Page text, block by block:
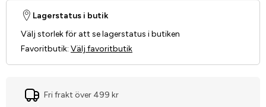
Lagerstatus i butik
Välj storlek för att se lagerstatus i butiken
Favoritbutik: Välj favoritbutik
Fri frakt över 499 kr